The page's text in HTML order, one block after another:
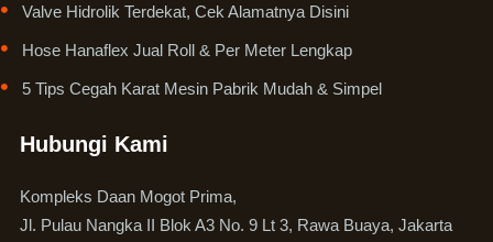
Valve Hidrolik Terdekat, Cek Alamatnya Disini
Hose Hanaflex Jual Roll & Per Meter Lengkap
5 Tips Cegah Karat Mesin Pabrik Mudah & Simpel
Hubungi Kami
Kompleks Daan Mogot Prima,
Jl. Pulau Nangka II Blok A3 No. 9 Lt 3, Rawa Buaya, Jakarta